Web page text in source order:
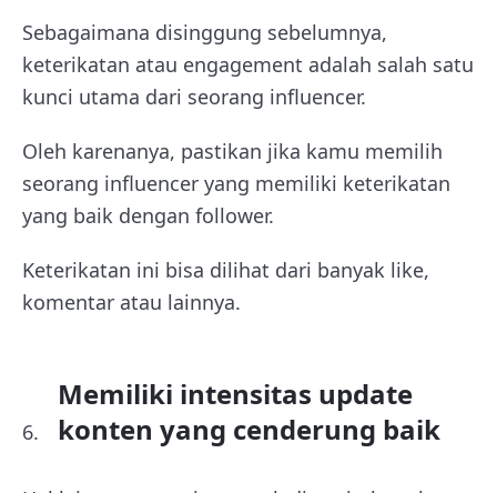
Sebagaimana disinggung sebelumnya,
keterikatan atau engagement adalah salah satu
kunci utama dari seorang influencer.
Oleh karenanya, pastikan jika kamu memilih
seorang influencer yang memiliki keterikatan
yang baik dengan follower.
Keterikatan ini bisa dilihat dari banyak like,
komentar atau lainnya.
Memiliki intensitas update
konten yang cenderung baik